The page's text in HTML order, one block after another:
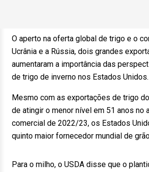
O aperto na oferta global de trigo e o
Ucrânia e a Rússia, dois grandes
aumentaram a importância das
de trigo de inverno nos Estados Unidos.
Mesmo com as exportações de trigo
de atingir o menor nível em 51 anos no
comercial de 2022/23, os Estados
quinto maior fornecedor mundial de
Para o milho, o USDA disse que o